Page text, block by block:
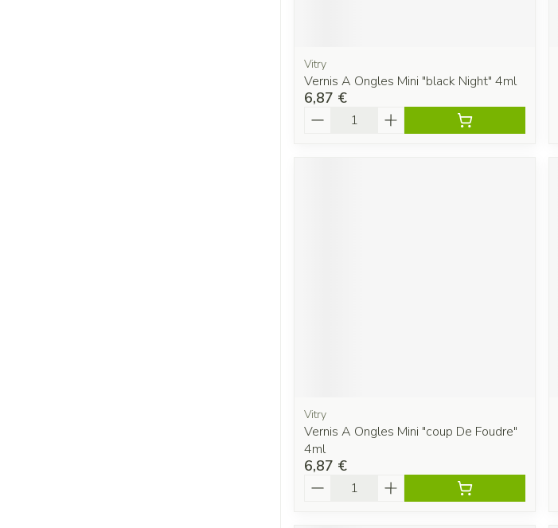
Vitry
Vernis A Ongles Mini "black Night" 4ml
6,87 €
Quantité
Vitry
Vernis A Ongles Mini "coup De Foudre"
4ml
6,87 €
Quantité